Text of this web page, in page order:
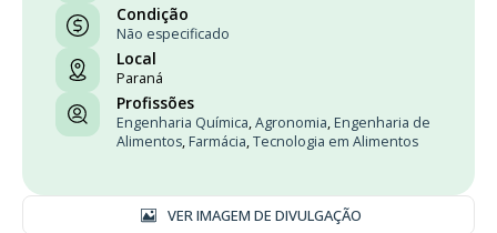
Condição
Não especificado
Local
Paraná
Profissões
Engenharia Química,Agronomia, Engenharia de
Alimentos, Farmácia,Tecnologia em Alimentos
VER IMAGEM DE DIVULGAÇÃO